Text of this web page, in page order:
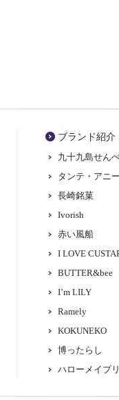
ブランド紹介
九十九島せん
タンテ・アニ
長崎銘菓
Ivorish
赤い風船
I LOVE
BUTTER&bee
I’m LILY
Ramely
KOKUNEKO
博ったらし
ハローメイプ